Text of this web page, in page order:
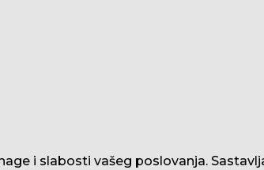
i slabosti vašeg poslovanja.